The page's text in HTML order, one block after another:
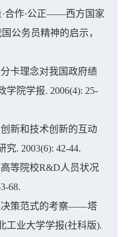
·合作·公正——西方国家
公务员精神的启示，
卡理念对我国政府绩
学院学报. 2006(4): 25-
新和技术创新的互动
. 2003(6): 42-44.
等院校R&D人员状况
68.
决策范式的考察——塔
工业大学学报(社科版).